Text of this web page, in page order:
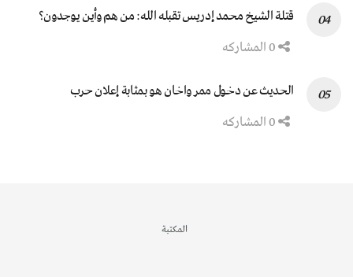
قتلة الشيخ محمد إدريس تقبله الله: من هم وأين يوجدون؟
الحديث عن دخول ممر واخان هو بمثابة إعلان حرب
المكتبة